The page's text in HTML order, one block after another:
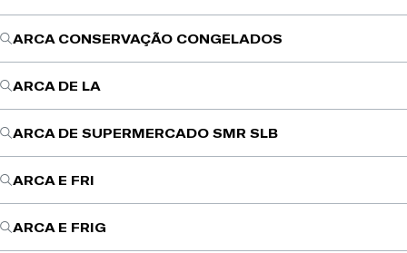
ARCA CONSERVAÇÃO CONGELADOS
ARCA DE LA
ARCA DE SUPERMERCADO SMR SLB
ARCA E FRI
ARCA E FRIG